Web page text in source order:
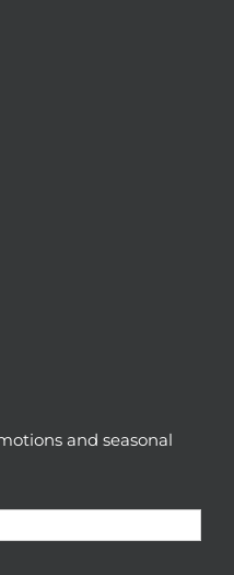
and seasonal